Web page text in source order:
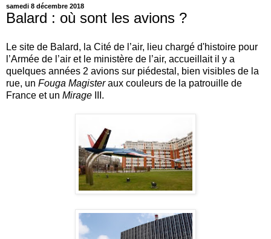
samedi 8 décembre 2018
Balard : où sont les avions ?
Le site de Balard, la Cité de l’air, lieu chargé d'histoire pour
l’Armée de l’air et le ministère de l’air, accueillait il y a
quelques années 2 avions sur piédestal, bien visibles de la
rue, un Fouga Magisteraux couleurs de la patrouille de
France et un Mirage III.